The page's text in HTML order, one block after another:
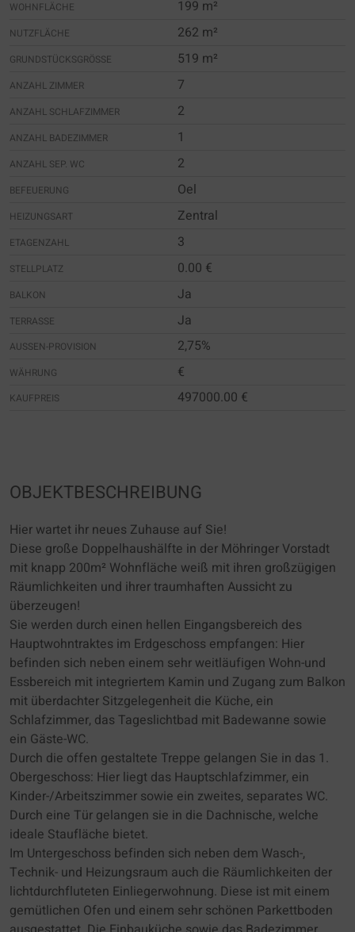
WOHNFLÄCHE 199 m²
NUTZFLÄCHE 262 m²
GRUNDSTÜCKSGRÖSSE 519 m²
ANZAHL ZIMMER 7
ANZAHL SCHLAFZIMMER 2
ANZAHL BADEZIMMER 1
ANZAHL SEP. WC 2
BEFEUERUNG Oel
HEIZUNGSART Zentral
ETAGENZAHL 3
STELLPLATZ 0.00 €
BALKON Ja
TERRASSE Ja
AUSSEN-PROVISION 2,75%
WÄHRUNG €
KAUFPREIS 497000.00 €
OBJEKTBESCHREIBUNG
Hier wartet ihr neues Zuhause auf Sie!
Diese große Doppelhaushälfte in der Möhringer Vorstadt
mit knapp 200m² Wohnfläche weiß mit ihren großzügigen
Räumlichkeiten und ihrer traumhaften Aussicht zu
überzeugen!
Sie werden durch einen hellen Eingangsbereich des
Hauptwohntraktes im Erdgeschoss empfangen: Hier
befinden sich neben einem sehr weitläufigen Wohn-und
Essbereich mit integriertem Kamin und Zugang zum Balkon
mit überdachter Sitzgelegenheit die Küche, ein
Schlafzimmer, das Tageslichtbad mit Badewanne sowie
ein Gäste-WC.
Durch die offen gestaltete Treppe gelangen Sie in das 1.
Obergeschoss: Hier liegt das Hauptschlafzimmer, ein
Kinder-/Arbeitszimmer sowie ein zweites, separates WC.
Durch eine Tür gelangen sie in die Dachnische, welche
ideale Staufläche bietet.
Im Untergeschoss befinden sich neben dem Wasch-,
Technik- und Heizungsraum auch die Räumlichkeiten der
lichtdurchfluteten Einliegerwohnung. Diese ist mit einem
gemütlichen Ofen und einem sehr schönen Parkettboden